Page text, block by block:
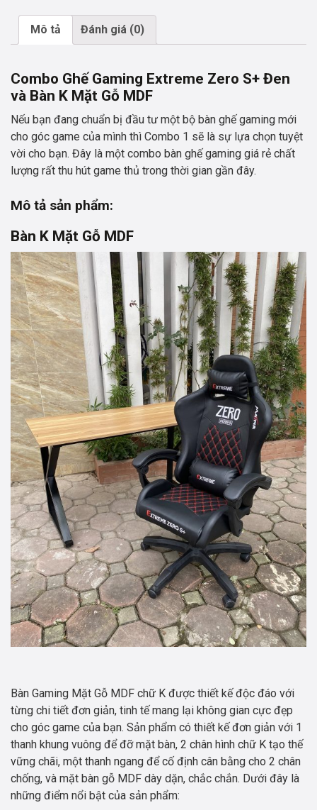
Bàn
Mặt
Gỗ
MDF
số
lượng
Mô tả Đánh giá (0)
Combo Ghế Gaming Extreme Zero S+ Đen
và Bàn K Mặt Gỗ MDF
Nếu bạn đang chuẩn bị đầu tư một bộ bàn ghế gaming mới
cho góc game của mình thì Combo 1 sẽ là sự lựa chọn tuyệt
vời cho bạn. Đây là một combo bàn ghế gaming giá rẻ chất
lượng rất thu hút game thủ trong thời gian gần đây.
Mô tả sản phẩm:
Bàn K Mặt Gỗ MDF
Bàn Gaming Mặt Gỗ MDF chữ K được thiết kế độc đáo với
từng chi tiết đơn giản, tinh tế mang lại không gian cực đẹp
cho góc game của bạn. Sản phẩm có thiết kế đơn giản với 1
thanh khung vuông để đỡ mặt bàn, 2 chân hình chữ K tạo thế
vững chãi, một thanh ngang để cố định cân bằng cho 2 chân
chống, và mặt bàn gỗ MDF dày dặn, chắc chắn. Dưới đây là
những điểm nổi bật của sản phẩm: